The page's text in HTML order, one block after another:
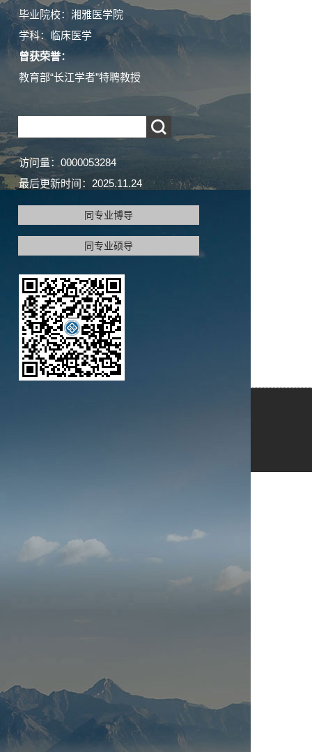
毕业院校：湘雅医学院
学科：临床医学
曾获荣誉：
教育部“长江学者”特聘教授
访问量： 0000053284
最后更新时间： 2025.11.24
同专业博导
同专业硕导